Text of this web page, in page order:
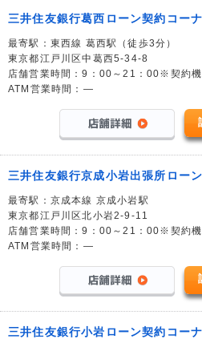
三井住友銀行葛西ローン契約コー
最寄駅：東西線 葛西駅（徒歩3分）
東京都江戸川区中葛西5-34-8
店舗営業時間：9：00～21：00※契約機
ATM営業時間：―
三井住友銀行京成小岩出張所ロー
最寄駅：京成本線 京成小岩駅
東京都江戸川区北小岩2-9-11
店舗営業時間：9：00～21：00※契約機
ATM営業時間：―
三井住友銀行小岩ローン契約コー